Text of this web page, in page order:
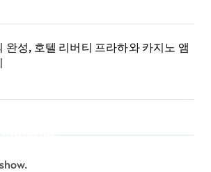
완성, 호텔 리버티 프라하와 카지노 앰